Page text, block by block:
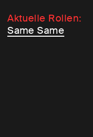
Aktuelle Rollen:
Same Same